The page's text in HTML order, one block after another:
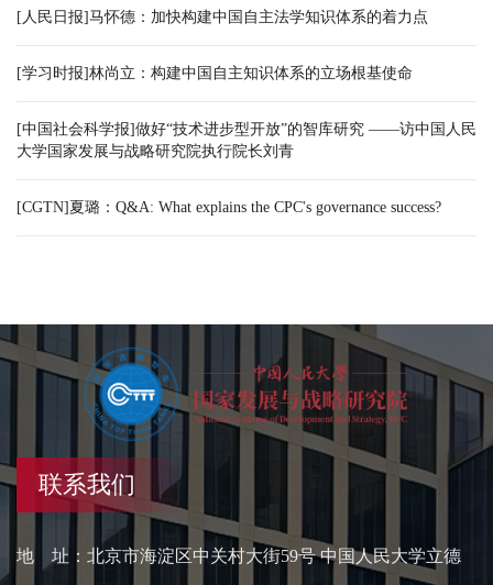
[人民日报]马怀德：加快构建中国自主法学知识体系的着力点
[学习时报]林尚立：构建中国自主知识体系的立场根基使命
[中国社会科学报]做好“技术进步型开放”的智库研究 ——访中国人民
大学国家发展与战略研究院执行院长刘青
[CGTN]夏璐：Q&A: What explains the CPC's governance success?
联系我们
地 址：北京市海淀区中关村大街59号 中国人民大学立德